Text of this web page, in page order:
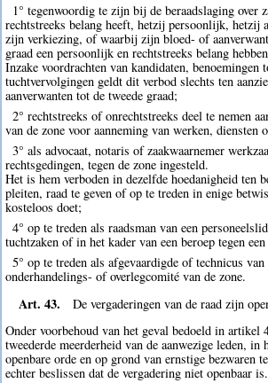
1° tegenwoordig te zijn bij de beraadslaging over
rechtstreeks belang heeft, hetzij persoonlijk, hetzij
zijn verkiezing, of waarbij zijn bloed- of
graad een persoonlijk en rechtstreeks belang
Inzake voordrachten van kandidaten, benoemingen
tuchtvervolgingen geldt dit verbod slechts ten
aanverwanten tot de tweede graad;
2° rechtstreeks of onrechtstreeks deel te nemen
van de zone voor aanneming van werken, diensten
3° als advocaat, notaris of zaakwaarnemer
rechtsgedingen, tegen de zone ingesteld.
Het is hem verboden in dezelfde hoedanigheid ten
pleiten, raad te geven of op te treden in enige
kosteloos doet;
4° op te treden als raadsman van een
tuchtzaken of in het kader van een beroep tegen
5° op te treden als afgevaardigde of technicus
onderhandelings- of overlegcomité van de zone.
Art. 43.
De vergaderingen van de raad zijn
Onder voorbehoud van het geval bedoeld in artikel
tweederde meerderheid van de aanwezige leden, in
openbare orde en op grond van ernstige bezwaren
echter beslissen dat de vergadering niet openbaar is.